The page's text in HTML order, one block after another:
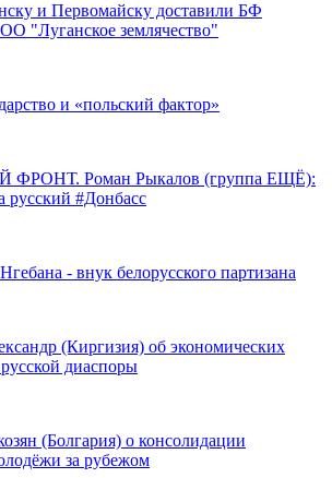
и Первомайску доставили БФ
"Луганское землячество"
и «польский фактор»
Роман Рыкалов (группа ЕЩЁ):
русский #Донбасс
- внук белорусского партизана
(Киргизия) об экономических
диаспоры
(Болгария) о консолидации
за рубежом